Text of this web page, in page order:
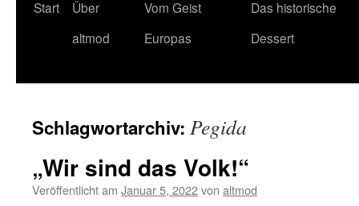
Start
Über
altmod
Vom Geist
Europas
Das historische
Dessert
Schlagwortarchiv: Pegida
„Wir sind das Volk!“
Veröffentlicht am Januar 5, 2022von altmod